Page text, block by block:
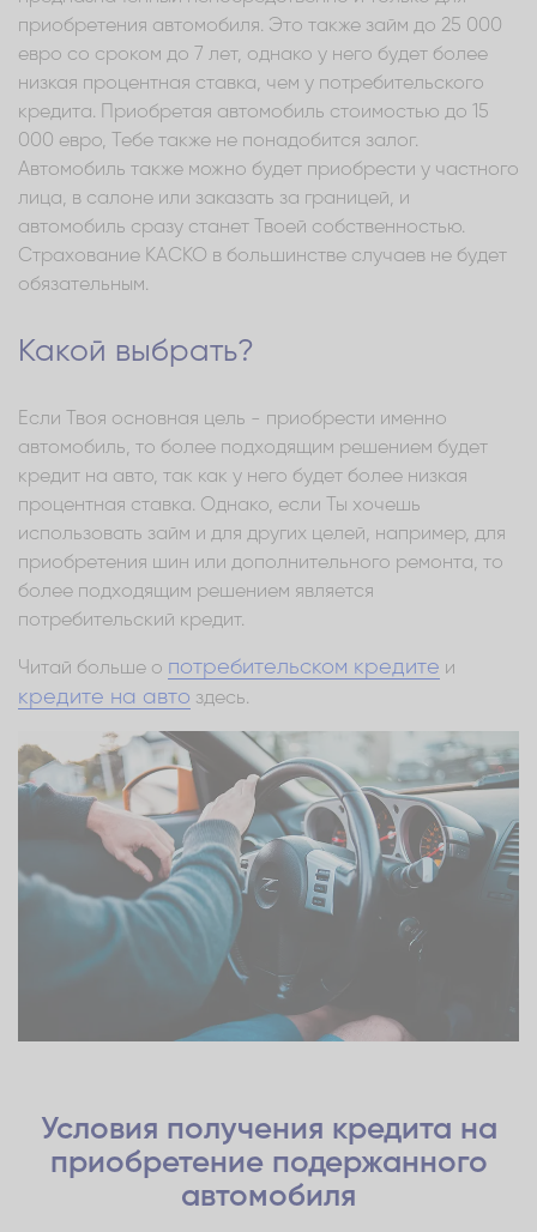
приобретения автомобиля. Это также займ до 25 000
евро со сроком до 7 лет, однако у него будет более
низкая процентная ставка, чем у потребительского
кредита. Приобретая автомобиль стоимостью до 15
000 евро, Тебе также не понадобится залог.
Автомобиль также можно будет приобрести у частного
лица, в салоне или заказать за границей, и
автомобиль сразу станет Твоей собственностью.
Страхование КАСКО в большинстве случаев не будет
обязательным.
Какой выбрать?
Если Твоя основная цель - приобрести именно
автомобиль, то более подходящим решением будет
кредит на авто, так как у него будет более низкая
процентная ставка. Однако, если Ты хочешь
использовать займ и для других целей, например, для
приобретения шин или дополнительного ремонта, то
более подходящим решением является
потребительский кредит.
Читай больше о потребительском кредите и
кредите на авто здесь.
Условия получения кредита на
приобретение подержанного
автомобиля